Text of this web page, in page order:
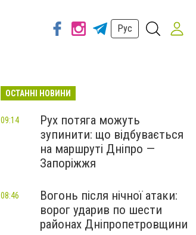
Рус
ОСТАННІ НОВИНИ
Рух потяга можуть
зупинити: що відбувається
на маршруті Дніпро —
Запоріжжя
09:14
Вогонь після нічної атаки:
ворог ударив по шести
районах Дніпропетровщини
08:46